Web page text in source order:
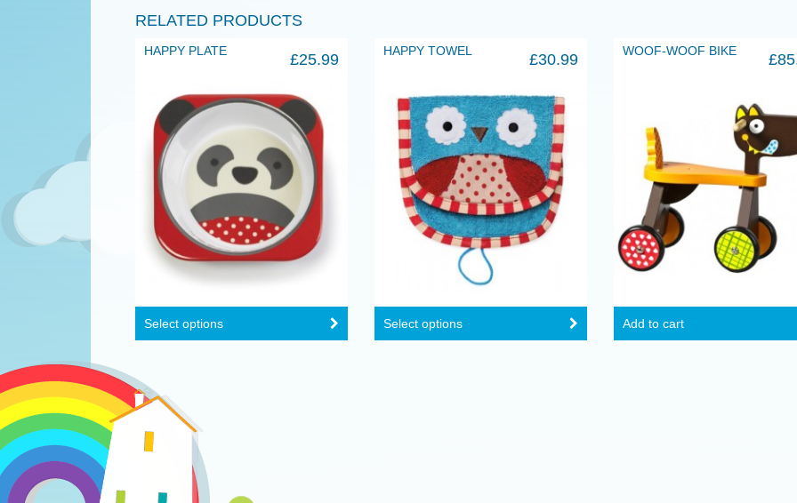
RELATED PRODUCTS
HAPPY PLATE £25.99
Select options
HAPPY TOWEL £30.99
Select options
WOOF-WOOF BIKE £
Add to cart